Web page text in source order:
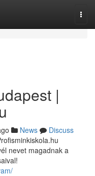
|
News
Discuss
nevet magadnak a